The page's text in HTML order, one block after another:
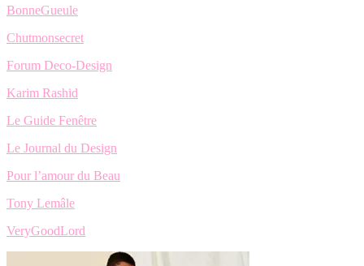
BonneGueule
Chutmonsecret
Forum Deco-Design
Karim Rashid
Le Guide Fenêtre
Le Journal du Design
Pour l’amour du Beau
Tony Lemâle
VeryGoodLord